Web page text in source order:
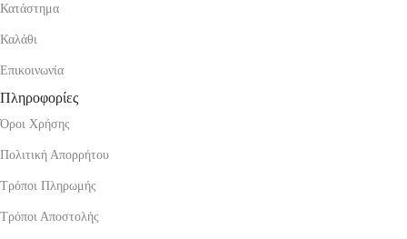
Κατάστημα
Καλάθι
Επικοινωνία
Πληροφορίες
Όροι Χρήσης
Πολιτική Απορρήτου
Τρόποι Πληρωμής
Τρόποι Αποστολής